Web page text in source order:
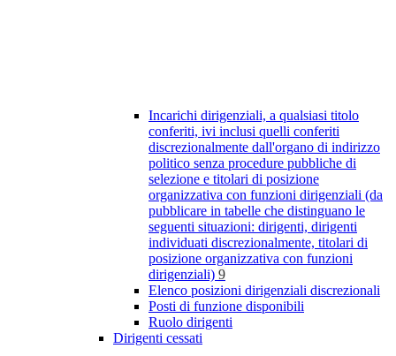
Incarichi dirigenziali, a qualsiasi titolo
conferiti, ivi inclusi quelli conferiti
discrezionalmente dall'organo di indirizzo
politico senza procedure pubbliche di
selezione e titolari di posizione
organizzativa con funzioni dirigenziali (da
pubblicare in tabelle che distinguano le
seguenti situazioni: dirigenti, dirigenti
individuati discrezionalmente, titolari di
posizione organizzativa con funzioni
dirigenziali) 9
Elenco posizioni dirigenziali discrezionali
Posti di funzione disponibili
Ruolo dirigenti
Dirigenti cessati